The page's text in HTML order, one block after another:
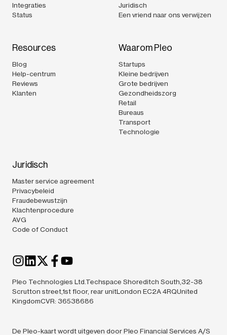
Integraties
Status
Juridisch
Een vriend naar ons verwijzen
Resources
Blog
Help-centrum
Reviews
Klanten
Waarom Pleo
Startups
Kleine bedrijven
Grote bedrijven
Gezondheidszorg
Retail
Bureaus
Transport
Technologie
Juridisch
Master service agreement
Privacybeleid
Fraudebewustzijn
Klachtenprocedure
AVG
Code of Conduct
Pleo Technologies Ltd.Techspace Shoreditch South,32-38
Scrutton street,1st floor, rear unitLondon EC2A 4RQUnited
KingdomCVR: 36538686
De Pleo-kaart wordt uitgeven door Pleo Financial Services A/S